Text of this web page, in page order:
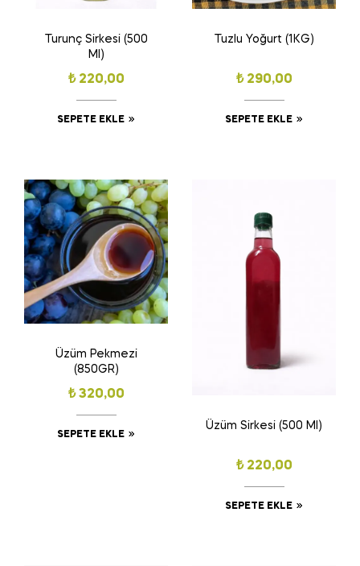
Turunç Sirkesi (500
Ml)
₺220,00
SEPETE EKLE
Tuzlu Yoğurt (1KG)
₺290,00
SEPETE EKLE
Üzüm Pekmezi
(850GR)
₺320,00
SEPETE EKLE
Üzüm Sirkesi (500 Ml)
₺220,00
SEPETE EKLE